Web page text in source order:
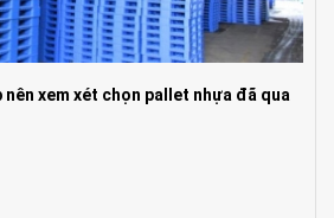
xem xét chọn pallet nhựa đã qua